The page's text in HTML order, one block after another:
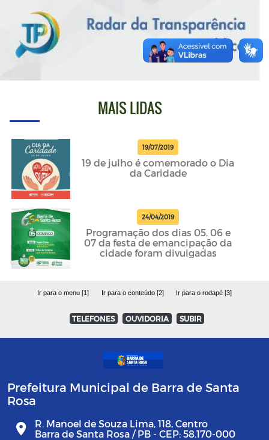
MAIS LIDAS
19/07/2019
19 de julho é comemorado o Dia
da Caridade
24/04/2019
Programação dos dias 05, 06 e
07 da festa de emancipação da
cidade foram divulgadas
Ir para o menu [1] Ir para o conteúdo [2] Ir para o rodapé [3]
TELEFONES OUVIDORIA SUBIR
Prefeitura Municipal de Barra de Santa
Rosa
R. Manoel de Souza Lima, 118, Centro
Barra de Santa Rosa / PB - CEP: 58.170-000